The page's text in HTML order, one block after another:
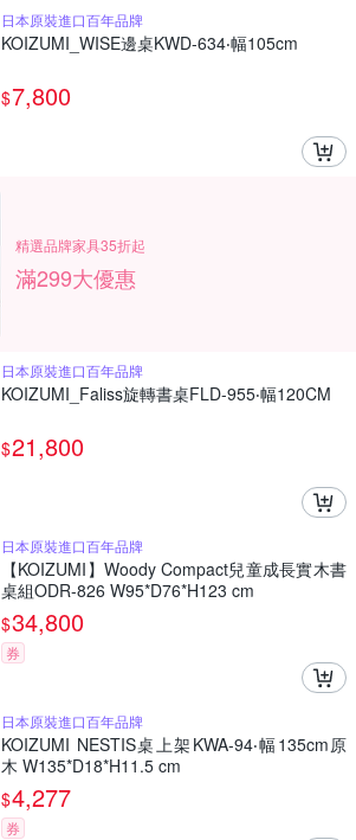
日本原裝進口百年品牌
KOIZUMI_WISE邊桌KWD-634‧幅105cm
$7,800
精選品牌家具35折起
滿299大優惠
日本原裝進口百年品牌
KOIZUMI_Faliss旋轉書桌FLD-955‧幅120CM
$21,800
日本原裝進口百年品牌
【KOIZUMI】Woody Compact兒童成長實木書
桌組ODR-826 W95*D76*H123 cm
$34,800
券
日本原裝進口百年品牌
KOIZUMI NESTIS桌上架KWA-94‧幅135cm原
木 W135*D18*H11.5 cm
$4,277
券